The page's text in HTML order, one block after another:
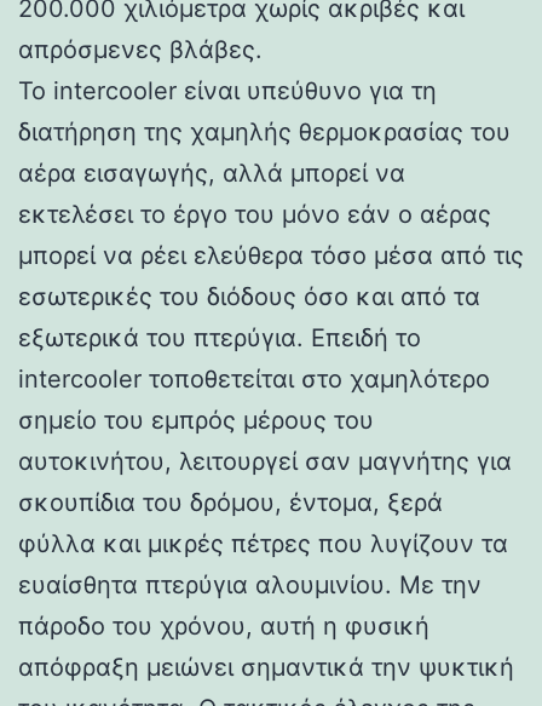
200.000 χιλιόμετρα χωρίς ακριβές και
απρόσμενες βλάβες.
Το intercooler είναι υπεύθυνο για τη
διατήρηση της χαμηλής θερμοκρασίας του
αέρα εισαγωγής, αλλά μπορεί να
εκτελέσει το έργο του μόνο εάν ο αέρας
μπορεί να ρέει ελεύθερα τόσο μέσα από τις
εσωτερικές του διόδους όσο και από τα
εξωτερικά του πτερύγια. Επειδή το
intercooler τοποθετείται στο χαμηλότερο
σημείο του εμπρός μέρους του
αυτοκινήτου, λειτουργεί σαν μαγνήτης για
σκουπίδια του δρόμου, έντομα, ξερά
φύλλα και μικρές πέτρες που λυγίζουν τα
ευαίσθητα πτερύγια αλουμινίου. Με την
πάροδο του χρόνου, αυτή η φυσική
απόφραξη μειώνει σημαντικά την ψυκτική